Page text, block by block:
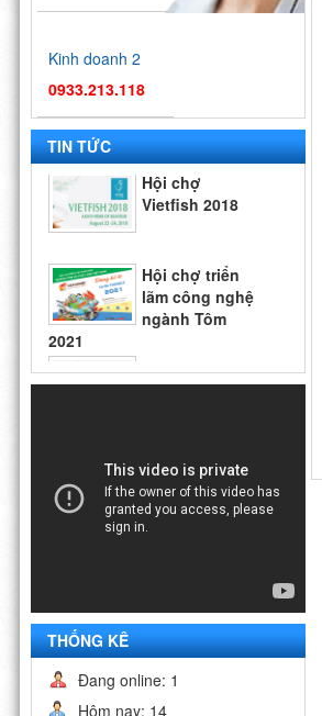
Kinh doanh 2
0933.213.118
TIN TỨC
Hội chợ
Vietfish 2018
ngành Tôm
2021
Hội chợ
2021
THỐNG KÊ
Đang online: 1
Hôm nay: 14